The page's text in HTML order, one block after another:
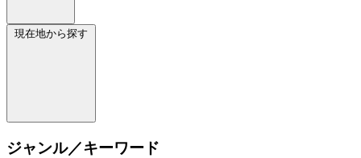
現在地から探す
ジャンル／キーワード